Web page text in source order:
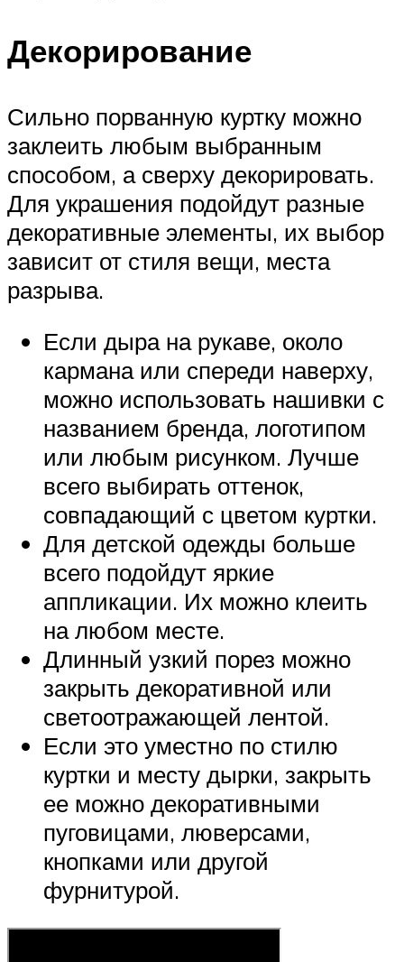
Декорирование
Сильно порванную куртку можно
заклеить любым выбранным
способом, а сверху декорировать.
Для украшения подойдут разные
декоративные элементы, их выбор
зависит от стиля вещи, места
разрыва.
Если дыра на рукаве, около
кармана или спереди наверху,
можно использовать нашивки с
названием бренда, логотипом
или любым рисунком. Лучше
всего выбирать оттенок,
совпадающий с цветом куртки.
Для детской одежды больше
всего подойдут яркие
аппликации. Их можно клеить
на любом месте.
Длинный узкий порез можно
закрыть декоративной или
светоотражающей лентой.
Если это уместно по стилю
куртки и месту дырки, закрыть
ее можно декоративными
пуговицами, люверсами,
кнопками или другой
фурнитурой.